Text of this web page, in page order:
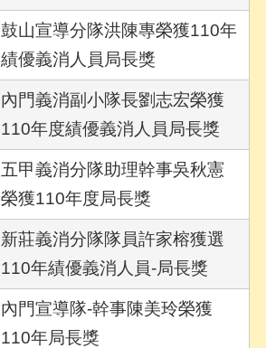
鼓山宣導分隊洪陳專榮獲110年
績優義消人員局長獎
內門義消副小隊長劉志宏榮獲
110年度績優義消人員局長獎
五甲義消分隊助理幹事吳秋憲
榮獲110年度局長獎
新莊義消分隊隊員許家榕獲選
110年績優義消人員-局長獎
內門宣導隊-幹事陳美玲榮獲
110年局長獎